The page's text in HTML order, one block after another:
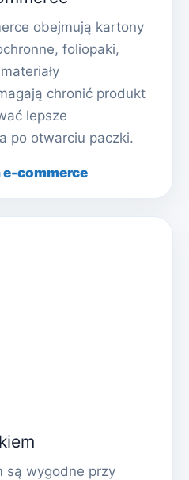
obejmują kartony
foliopaki,
chronić produkt
lepsze
po otwarciu paczki.
commerce
są wygodne przy